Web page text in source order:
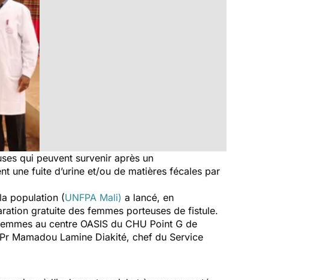
qui peuvent survenir après un
une fuite d’urine et/ou de matières fécales par
population (UNFPA Mali) a lancé, en
gratuite des femmes porteuses de fistule.
au centre OASIS du CHU Point G de
Mamadou Lamine Diakité, chef du Service